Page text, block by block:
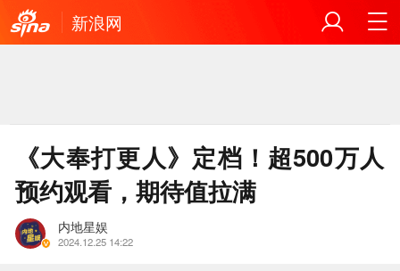
新浪网
《大奉打更人》定档！超500万人
预约观看，期待值拉满
内地星娱
2024.12.25 14:22